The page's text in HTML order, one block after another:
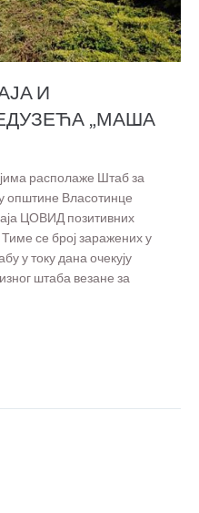
И
„МАША
располаже Штаб за
општине Власотинце
ЦОВИД позитивних
се број заражених у
у току дана очекују
штаба везане за